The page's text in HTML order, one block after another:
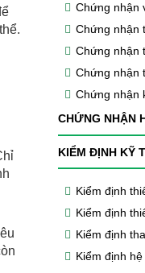
Chứng nhận
Chứng nhận
Chứng nhận
Chứng nhận
Chứng nhận
CHỨNG NHẬN
KIỂM ĐỊNH KỸ
Kiểm định
Kiểm định
Kiểm định
Kiểm định